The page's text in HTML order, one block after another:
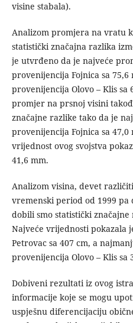
visine stabala).
Analizom promjera na vratu
statistički značajna razlika
je utvrđeno da je najveće
provenijencija Fojnica sa
provenijencija Olovo – Klis
promjer na prsnoj visini
značajne razlike tako da je
provenijencija Fojnica sa
vrijednost ovog svojstva
41,6 mm.
Analizom visina, devet
vremenski period od 1999 pa
dobili smo statistički
Najveće vrijednosti pokazala
Petrovac sa 407 cm, a
provenijencija Olovo – Klis sa
Dobiveni rezultati iz ovog
informacije koje se mogu
uspješnu diferencijaciju